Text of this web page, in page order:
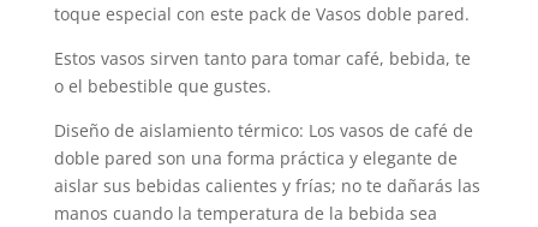
toque especial con este pack de Vasos doble pared.
Estos vasos sirven tanto para tomar café, bebida, te
o el bebestible que gustes.
Diseño de aislamiento térmico: Los vasos de café de
doble pared son una forma práctica y elegante de
aislar sus bebidas calientes y frías; no te dañarás las
manos cuando la temperatura de la bebida sea